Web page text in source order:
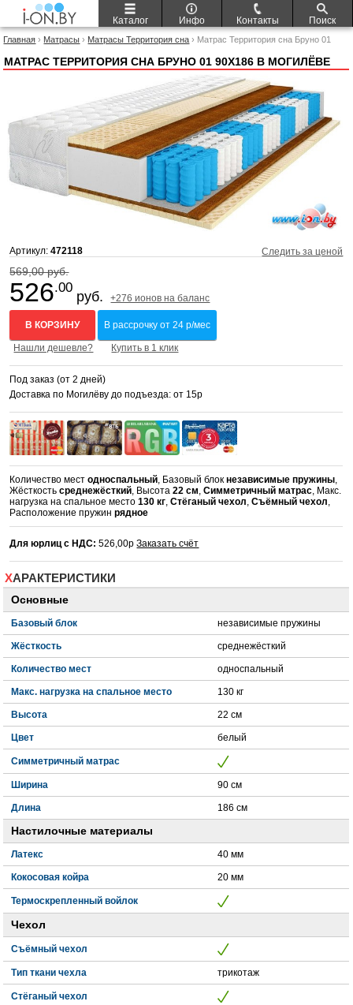
Каталог Инфо Контакты Поиск
Главная › Матрасы › Матрасы Территория сна › Матрас Территория сна Бруно 01
МАТРАС ТЕРРИТОРИЯ СНА БРУНО 01 90X186 В МОГИЛЁВЕ
Артикул:472118 Следить за ценой
569,00 руб.
526.00
руб. +276 ионов на баланс
В КОРЗИНУ В рассрочку от 24 р/мес
Нашли дешевле? Купить в 1 клик
Под заказ (от 2 дней)
Доставка по Могилёву до подъезда: от 15р
Количество местодноспальный, Базовый блокнезависимые пружины,
Жёсткостьсреднежёсткий, Высота22 см,Симметричный матрас, Макс.
нагрузка на спальное место130 кг,Стёганый чехол,Съёмный чехол,
Расположение пружинрядное
Для юрлиц с НДС: 526,00рЗаказать счёт
ХАРАКТЕРИСТИКИ
Основные
Базовый блок независимые пружины
Жёсткость среднежёсткий
Количество мест односпальный
Макс. нагрузка на спальное место 130 кг
Высота 22 см
Цвет белый
Симметричный матрас
Ширина 90 см
Длина 186 см
Настилочные материалы
Латекс 40 мм
Кокосовая койра 20 мм
Термоскрепленный войлок
Чехол
Съёмный чехол
Тип ткани чехла трикотаж
Стёганый чехол